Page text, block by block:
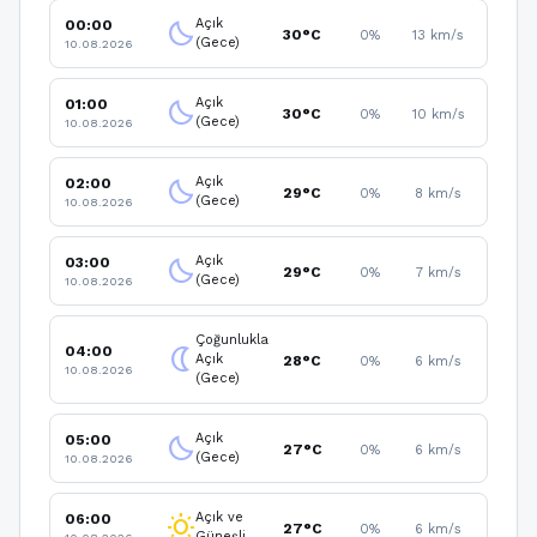
00:00
10.08.2026 clear_nightAçık
(Gece)
30°C 0% 13 km/s
01:00
10.08.2026 clear_nightAçık
(Gece)
30°C 0% 10 km/s
02:00
10.08.2026 clear_nightAçık
(Gece)
29°C 0% 8 km/s
03:00
10.08.2026 clear_nightAçık
(Gece)
29°C 0% 7 km/s
04:00
10.08.2026 nightlight
Çoğunlukla
Açık
(Gece)
28°C 0% 6 km/s
05:00
10.08.2026 clear_nightAçık
(Gece)
27°C 0% 6 km/s
06:00 wb_sunnyAçık ve
27°C 0% 6 km/s